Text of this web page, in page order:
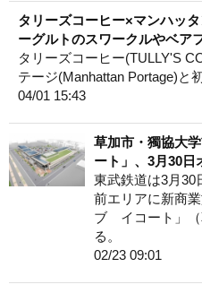
タリーズコーヒー×マンハッ
ーグルトのスワークルやベア
タリーズコーヒー(TULLY'S
テージ(Manhattan Portage)と
04/01 15:43
草加市・獨協大
ート」、3月30日
東武鉄道は3月30
前エリアに新商
ブ イコート」（
る。
02/23 09:01